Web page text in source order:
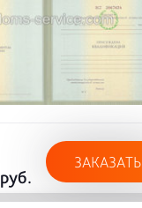
руб.
ЗАКАЗАТЬ